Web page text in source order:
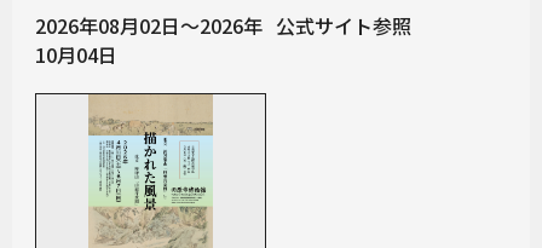
2026年08月02日～2026年
10月04日
公式サイト参照